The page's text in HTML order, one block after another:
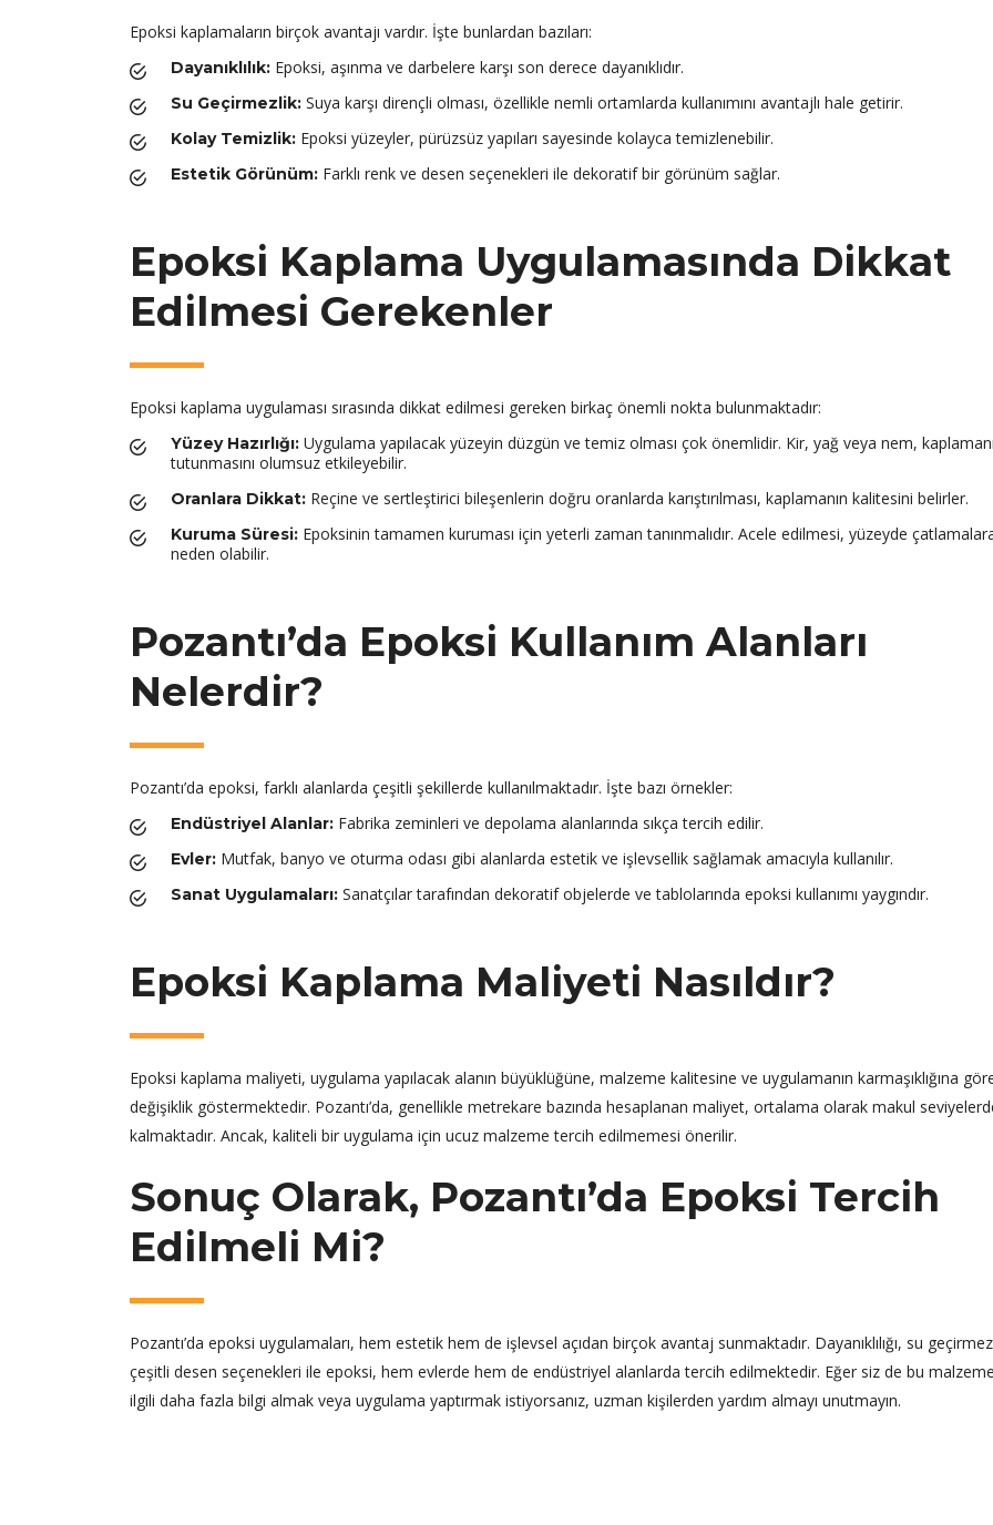
Epoksi kaplamaların birçok avantajı vardır. İşte bunlardan bazıları:
Dayanıklılık: Epoksi, aşınma ve darbelere karşı son derece dayanıklıdır.
Su Geçirmezlik: Suya karşı dirençli olması, özellikle nemli ortamlarda kullanımını avantajlı hale getirir.
Kolay Temizlik: Epoksi yüzeyler, pürüzsüz yapıları sayesinde kolayca temizlenebilir.
Estetik Görünüm: Farklı renk ve desen seçenekleri ile dekoratif bir görünüm sağlar.
Epoksi Kaplama Uygulamasında Dikkat
Edilmesi Gerekenler
Epoksi kaplama uygulaması sırasında dikkat edilmesi gereken birkaç önemli nokta bulunmaktadır:
Yüzey Hazırlığı: Uygulama yapılacak yüzeyin düzgün ve temiz olması çok önemlidir. Kir, yağ veya nem,
tutunmasını olumsuz etkileyebilir.
Oranlara Dikkat: Reçine ve sertleştirici bileşenlerin doğru oranlarda karıştırılması, kaplamanın kalitesini belirler.
Kuruma Süresi: Epoksinin tamamen kuruması için yeterli zaman tanınmalıdır. Acele edilmesi, yüzeyde
neden olabilir.
Pozantı’da Epoksi Kullanım Alanları
Nelerdir?
Pozantı’da epoksi, farklı alanlarda çeşitli şekillerde kullanılmaktadır. İşte bazı örnekler:
Endüstriyel Alanlar: Fabrika zeminleri ve depolama alanlarında sıkça tercih edilir.
Evler: Mutfak, banyo ve oturma odası gibi alanlarda estetik ve işlevsellik sağlamak amacıyla kullanılır.
Sanat Uygulamaları: Sanatçılar tarafından dekoratif objelerde ve tablolarında epoksi kullanımı yaygındır.
Epoksi Kaplama Maliyeti Nasıldır?
Epoksi kaplama maliyeti, uygulama yapılacak alanın büyüklüğüne, malzeme kalitesine ve uygulamanın karmaşıklığına
değişiklik göstermektedir. Pozantı’da, genellikle metrekare bazında hesaplanan maliyet, ortalama olarak makul
kalmaktadır. Ancak, kaliteli bir uygulama için ucuz malzeme tercih edilmemesi önerilir.
Sonuç Olarak, Pozantı’da Epoksi Tercih
Edilmeli Mi?
Pozantı’da epoksi uygulamaları, hem estetik hem de işlevsel açıdan birçok avantaj sunmaktadır. Dayanıklılığı, su
çeşitli desen seçenekleri ile epoksi, hem evlerde hem de endüstriyel alanlarda tercih edilmektedir. Eğer siz de bu
ilgili daha fazla bilgi almak veya uygulama yaptırmak istiyorsanız, uzman kişilerden yardım almayı unutmayın.